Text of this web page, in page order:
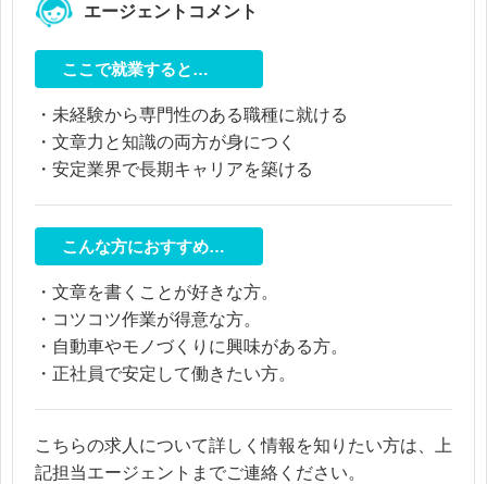
エージェントコメント
ここで就業すると…
・未経験から専門性のある職種に就ける
・文章力と知識の両方が身につく
・安定業界で長期キャリアを築ける
こんな方におすすめ…
・文章を書くことが好きな方。
・コツコツ作業が得意な方。
・自動車やモノづくりに興味がある方。
・正社員で安定して働きたい方。
こちらの求人について詳しく情報を知りたい方は、上
記担当エージェントまでご連絡ください。